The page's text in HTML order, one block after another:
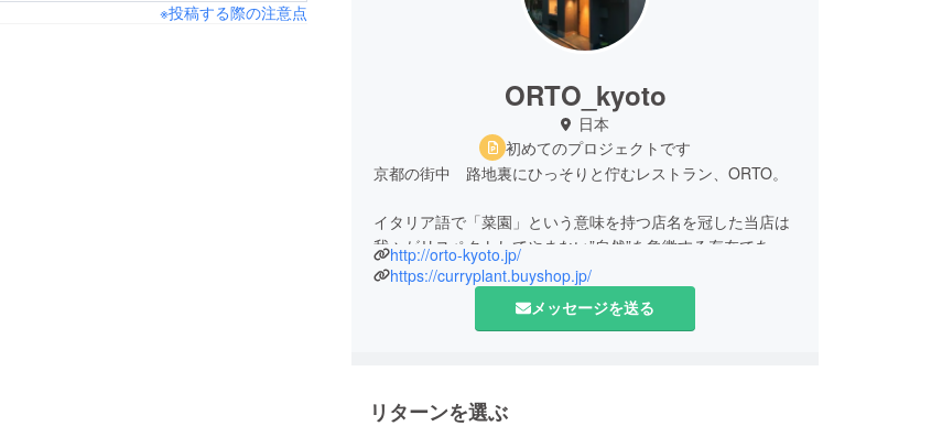
※投稿する際の注意点
ORTO_kyoto
日本
初めてのプロジェクトです
京都の街中 路地裏にひっそりと佇むレストラン、ORTO。
イタリア語で「菜園」という意味を持つ店名を冠した当店は
我々がリスペクトしてやまない”自然”を象徴する存在であれ
るよう、
食材の可能性・自然本来の味わいを引き出す調理法を心掛け
季節を丸ごと食すような体験を あなたにお届けできますよ
http://orto-kyoto.jp/
https://curryplant.buyshop.jp/
メッセージを送る
リターンを選ぶ